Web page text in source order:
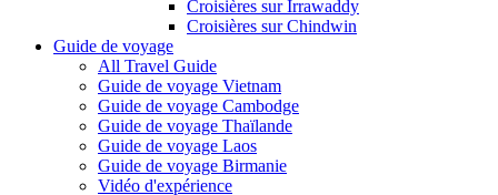
Croisières sur Irrawaddy
Croisières sur Chindwin
Guide de voyage
All Travel Guide
Guide de voyage Vietnam
Guide de voyage Cambodge
Guide de voyage Thaïlande
Guide de voyage Laos
Guide de voyage Birmanie
Vidéo d'expérience